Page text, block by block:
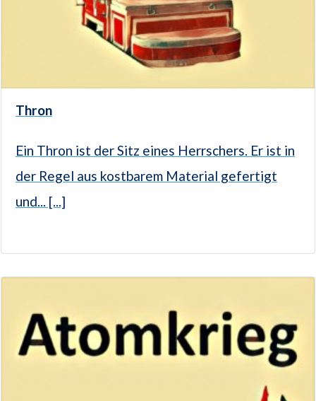
Thron
Ein Thron ist der Sitz eines Herrschers. Er ist in
der Regel aus kostbarem Material gefertigt
und... [...]